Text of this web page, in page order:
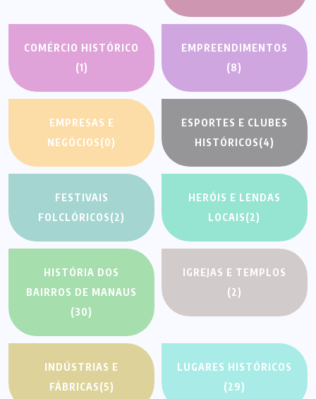
COMÉRCIO HISTÓRICO
(1)
EMPREENDIMENTOS
(8)
EMPRESAS E
NEGÓCIOS(0)
ESPORTES E CLUBES
HISTÓRICOS(4)
FESTIVAIS
FOLCLÓRICOS(2)
HERÓIS E LENDAS
LOCAIS(2)
HISTÓRIA DOS
BAIRROS DE MANAUS
(30)
IGREJAS E TEMPLOS
(2)
INDÚSTRIAS E
FÁBRICAS(5)
LUGARES HISTÓRICOS
(29)